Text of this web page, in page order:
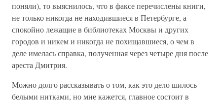
поняли), то выяснилось, что в факсе перечислены книги,
не только никогда не находившиеся в Петербурге, а
спокойно лежащие в библиотеках Москвы и других
городов и никем и никогда не похищавшиеся, о чем в
деле имелась справка, полученная через четыре дня после
ареста Дмитрия.
Можно долго рассказывать о том, как это дело шилось
белыми нитками, но мне кажется, главное состоит в